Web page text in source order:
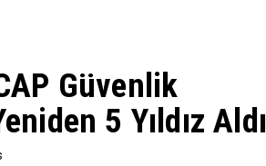
Güvenlik
5 Yıldız Aldı